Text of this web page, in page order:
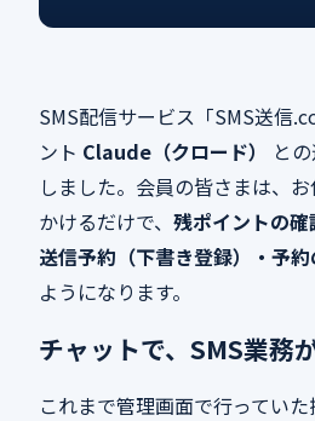
SMS配信サービス「SMS送信
ント Claude（クロード）
と
しました。会員の皆さまは、
かけるだけで、 残ポイントの確
送信予約（下書き登録）・予
ようになります。
チャットで、SMS業務
これまで管理画面で行っていた